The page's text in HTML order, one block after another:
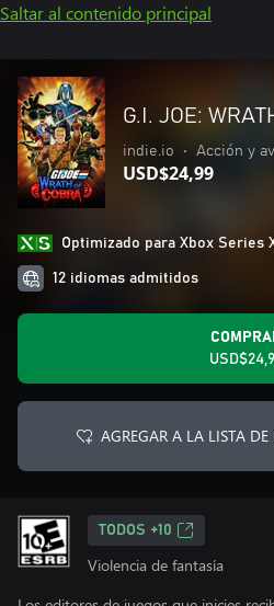
Saltar al contenido principal
G.I. JOE:
indie.io • Acción y
USD$24,99
Optimizado para Xbox Series
12 idiomas admitidos
AGREGAR A LA LISTA DE
TODOS +10
Violencia de fantasía